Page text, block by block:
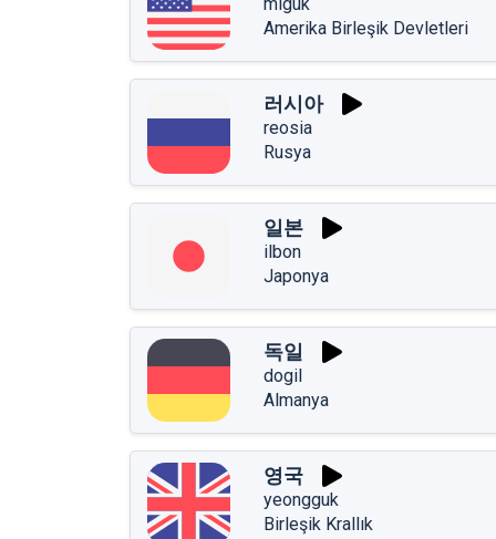
Amerika Birleşik Devletleri
러시아
reosia
Rusya
일본
ilbon
Japonya
독일
dogil
Almanya
영국
yeongguk
Birleşik Krallık